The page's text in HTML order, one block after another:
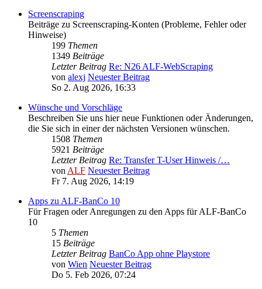
Screenscraping
Beiträge zu Screenscraping-Konten (Probleme, Fehler oder
Hinweise)
199 Themen
1349 Beiträge
Letzter Beitrag Re: N26 ALF-WebScraping
von alexj Neuester Beitrag
So 2. Aug 2026, 16:33
Wünsche und Vorschläge
Beschreiben Sie uns hier neue Funktionen oder Änderungen,
die Sie sich in einer der nächsten Versionen wünschen.
1508 Themen
5921 Beiträge
Letzter Beitrag Re: Transfer T-User Hinweis /…
vonALF Neuester Beitrag
Fr 7. Aug 2026, 14:19
Apps zu ALF-BanCo 10
Für Fragen oder Anregungen zu den Apps für ALF-BanCo
10
5 Themen
15 Beiträge
Letzter Beitrag BanCo App ohne Playstore
von Wien Neuester Beitrag
Do 5. Feb 2026, 07:24